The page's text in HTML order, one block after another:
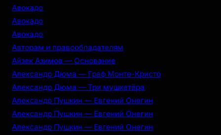
Авокадо
Авокадо
Авокадо
Авторам и правообладателям
Айзек Азимов — Основание
Александр Дюма — Граф Монте-Кристо
Александр Дюма — Три мушкетёра
Александр Пушкин — Евгений Онегин
Александр Пушкин — Евгений Онегин
Александр Пушкин — Евгений Онегин